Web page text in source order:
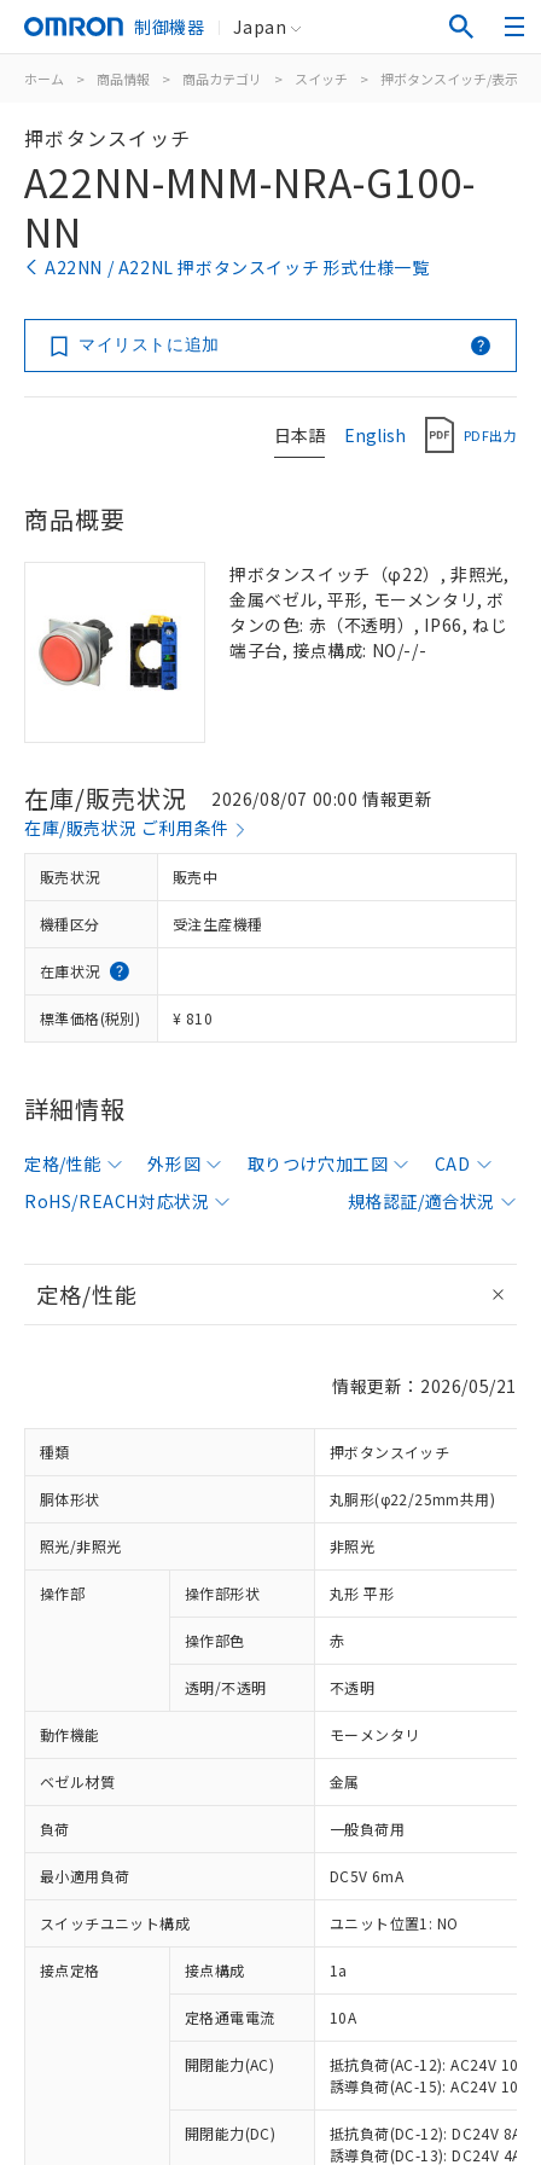
制御機器 Japan
ホーム > 商品情報 > 商品カテゴリ > スイッチ > 押ボタンスイッチ/表示灯
押ボタンスイッチ
A22NN-MNM-NRA-G100-
NN
A22NN / A22NL 押ボタンスイッチ 形式仕様一覧
マイリストに追加
日本語 English PDF出力
商品概要
押ボタンスイッチ（φ22）, 非照光,
金属ベゼル, 平形, モーメンタリ, ボ
タンの色: 赤（不透明）, IP66, ねじ
端子台, 接点構成: NO/-/-
在庫/販売状況
2026/08/07 00:00 情報更新
在庫/販売状況 ご利用条件
販売状況 販売中
機種区分 受注生産機種
在庫状況
標準価格(税別) ¥ 810
詳細情報
定格/性能 外形図 取りつけ穴加工図
CAD
RoHS/REACH対応状況
規格認証/適合状況
定格/性能
情報更新：2026/05/21
種類 押ボタンスイッチ
胴体形状 丸胴形(φ22/25mm共用)
照光/非照光 非照光
操作部 操作部形状 丸形 平形
操作部色 赤
透明/不透明 不透明
動作機能 モーメンタリ
ベゼル材質 金属
負荷 一般負荷用
最小適用負荷 DC5V 6mA
スイッチユニット構成 ユニット位置1: NO
接点定格 接点構成 1a
定格通電電流 10A
開閉能力(AC)
抵抗負荷(AC-12): AC24V 10A/
誘導負荷(AC-15): AC24V
開閉能力(DC)
抵抗負荷(DC-12): DC24V 8A/
誘導負荷(DC-13): DC24V 4A/
ご利用条件
対応済み：EU RoHS指令（10物質）の
非含有に対応した製品が提供可能な商品で
対応予定：EU RoHS指令（10物質）の非含
有に対応した製品に切り替える予定のある